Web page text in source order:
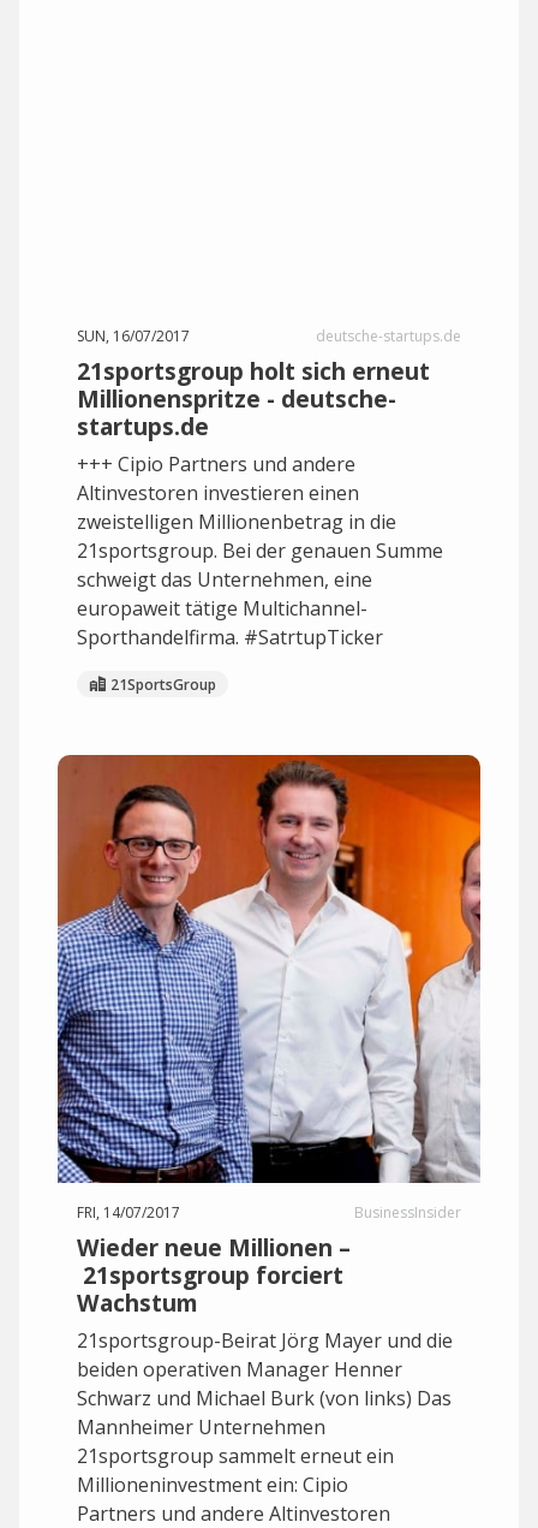
SUN, 16/07/2017 deutsche-startups.de
21sportsgroup holt sich erneut
Millionenspritze - deutsche-
startups.de
+++ Cipio Partners und andere
Altinvestoren investieren einen
zweistelligen Millionenbetrag in die
21sportsgroup. Bei der genauen Summe
schweigt das Unternehmen, eine
europaweit tätige Multichannel-
Sporthandelfirma. #SatrtupTicker
21SportsGroup
FRI, 14/07/2017 BusinessInsider
Wieder neue Millionen –
21sportsgroup forciert
Wachstum
21sportsgroup-Beirat Jörg Mayer und die
beiden operativen Manager Henner
Schwarz und Michael Burk (von links) Das
Mannheimer Unternehmen
21sportsgroup sammelt erneut ein
Millioneninvestment ein: Cipio
Partners und andere Altinvestoren